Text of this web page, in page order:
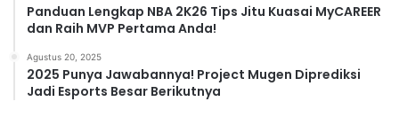
Panduan Lengkap NBA 2K26 Tips Jitu Kuasai MyCAREER
dan Raih MVP Pertama Anda!
Agustus 20, 2025
2025 Punya Jawabannya! Project Mugen Diprediksi
Jadi Esports Besar Berikutnya